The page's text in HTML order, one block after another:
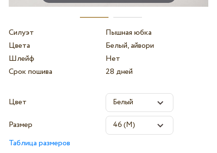
Силуэт
Пышная юбка
Цвета
Белый, айвори
Шлейф
Нет
Срок пошива
28 дней
Цвет
Размер
Таблица размеров